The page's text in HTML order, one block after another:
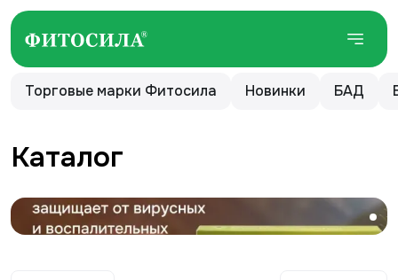
Торговые марки Фитосила Новинки БАД
Каталог